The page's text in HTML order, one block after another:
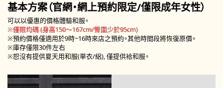
基本方案（官網・網上預約限定/僅限成年女性）
可以以優惠的價格體驗和服。
※僅限均碼 (身高150～167cm/臀圍少於95cm)
※預約價格僅適用於9時~16時來店之預約。其他時間段將恢復原價。
※庫存僅限30件左右
※恕沒有提供夏天用和服(単衣/絽), 僅提供袷和服。